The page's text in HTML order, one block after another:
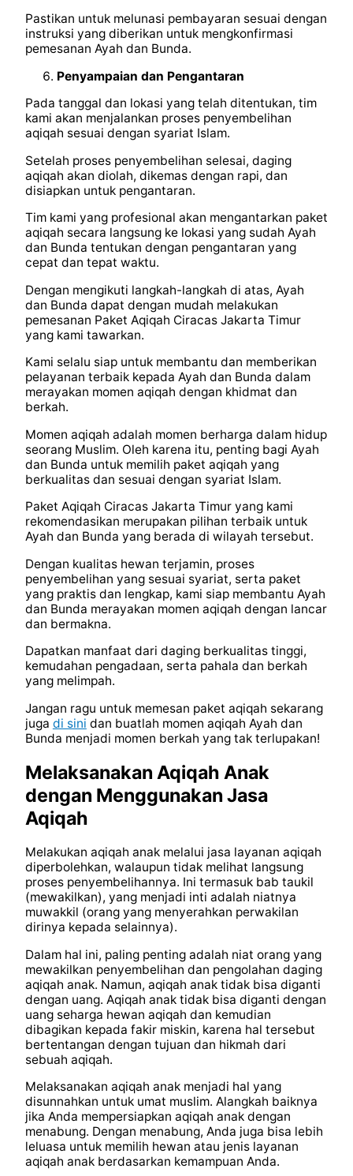
Pastikan untuk melunasi pembayaran sesuai dengan
instruksi yang diberikan untuk mengkonfirmasi
pemesanan Ayah dan Bunda.
Penyampaian dan Pengantaran
Pada tanggal dan lokasi yang telah ditentukan, tim
kami akan menjalankan proses penyembelihan
aqiqah sesuai dengan syariat Islam.
Setelah proses penyembelihan selesai, daging
aqiqah akan diolah, dikemas dengan rapi, dan
disiapkan untuk pengantaran.
Tim kami yang profesional akan mengantarkan paket
aqiqah secara langsung ke lokasi yang sudah Ayah
dan Bunda tentukan dengan pengantaran yang
cepat dan tepat waktu.
Dengan mengikuti langkah-langkah di atas, Ayah
dan Bunda dapat dengan mudah melakukan
pemesanan Paket Aqiqah Ciracas Jakarta Timur
yang kami tawarkan.
Kami selalu siap untuk membantu dan memberikan
pelayanan terbaik kepada Ayah dan Bunda dalam
merayakan momen aqiqah dengan khidmat dan
berkah.
Momen aqiqah adalah momen berharga dalam hidup
seorang Muslim. Oleh karena itu, penting bagi Ayah
dan Bunda untuk memilih paket aqiqah yang
berkualitas dan sesuai dengan syariat Islam.
Paket Aqiqah Ciracas Jakarta Timur yang kami
rekomendasikan merupakan pilihan terbaik untuk
Ayah dan Bunda yang berada di wilayah tersebut.
Dengan kualitas hewan terjamin, proses
penyembelihan yang sesuai syariat, serta paket
yang praktis dan lengkap, kami siap membantu Ayah
dan Bunda merayakan momen aqiqah dengan lancar
dan bermakna.
Dapatkan manfaat dari daging berkualitas tinggi,
kemudahan pengadaan, serta pahala dan berkah
yang melimpah.
Jangan ragu untuk memesan paket aqiqah sekarang
juga di sini dan buatlah momen aqiqah Ayah dan
Bunda menjadi momen berkah yang tak terlupakan!
Melaksanakan Aqiqah Anak
dengan Menggunakan Jasa
Aqiqah
Melakukan aqiqah anak melalui jasa layanan aqiqah
diperbolehkan, walaupun tidak melihat langsung
proses penyembelihannya. Ini termasuk bab taukil
(mewakilkan), yang menjadi inti adalah niatnya
muwakkil (orang yang menyerahkan perwakilan
dirinya kepada selainnya).
Dalam hal ini, paling penting adalah niat orang yang
mewakilkan penyembelihan dan pengolahan daging
aqiqah anak. Namun, aqiqah anak tidak bisa diganti
dengan uang. Aqiqah anak tidak bisa diganti dengan
uang seharga hewan aqiqah dan kemudian
dibagikan kepada fakir miskin, karena hal tersebut
bertentangan dengan tujuan dan hikmah dari
sebuah aqiqah.
Melaksanakan aqiqah anak menjadi hal yang
disunnahkan untuk umat muslim. Alangkah baiknya
jika Anda mempersiapkan aqiqah anak dengan
menabung. Dengan menabung, Anda juga bisa lebih
leluasa untuk memilih hewan atau jenis layanan
aqiqah anak berdasarkan kemampuan Anda.